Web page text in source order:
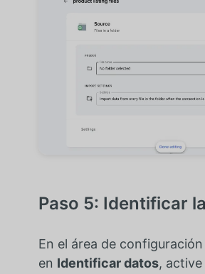
Paso 5: Identificar
En el área de
en Identificar datos, active